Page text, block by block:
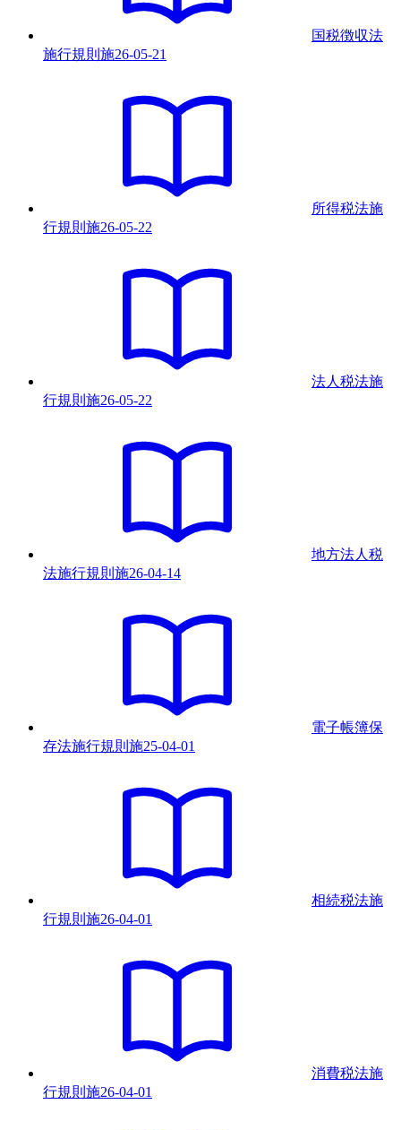
国税徴収法
施行規則 施26-05-21
所得税法施
行規則 施26-05-22
法人税法施
行規則 施26-05-22
地方法人税
法施行規則 施26-04-14
電子帳簿保
存法施行規則 施25-04-01
相続税法施
行規則 施26-04-01
消費税法施
行規則 施26-04-01